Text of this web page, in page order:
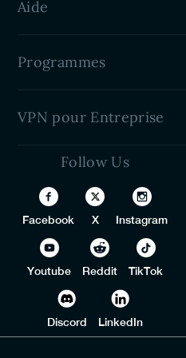
PureVPN Avis
Politique de remboursement
La Presse
Aide
Configuration VPN
Télécharger
Programmes
Devenir un affilié
VPN pour Entreprise
PureDome
White Label VPN
Programme Revendeurs VPN
Follow Us
Facebook X Instagram
Youtube Reddit TikTok
Discord LinkedIn